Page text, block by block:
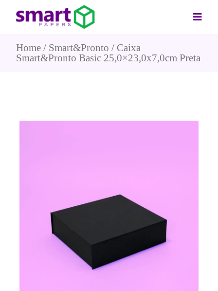
Home Smart&Pronto
Caixa
Smart&Pronto Basic 25,0×23,0x7,0cm Preta